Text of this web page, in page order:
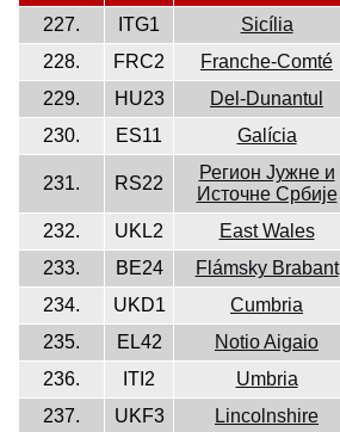
227. ITG1 Sicília
228.
FRC2 Franche-Comté
229.
HU23 Del-Dunantul
230.
ES11 Galícia
231. RS22
Регион Јужне и
Источне Србије
232. UKL2 East Wales
233.
BE24 Flámsky Brabant
234.
UKD1 Cumbria
235.
EL42 Notio Aigaio
236.
ITI2 Umbria
237.
UKF3 Lincolnshire